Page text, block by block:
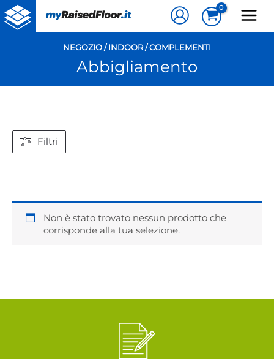
Vai
al
contenuto
NEGOZIO/INDOOR/COMPLEMENTI
Abbigliamento
Filtri
Non è stato trovato nessun prodotto che
corrisponde alla tua selezione.